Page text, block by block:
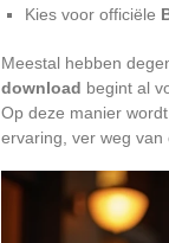
Kies voor officiële
Meestal hebben
download begint al
Op deze manier
ervaring, ver weg van